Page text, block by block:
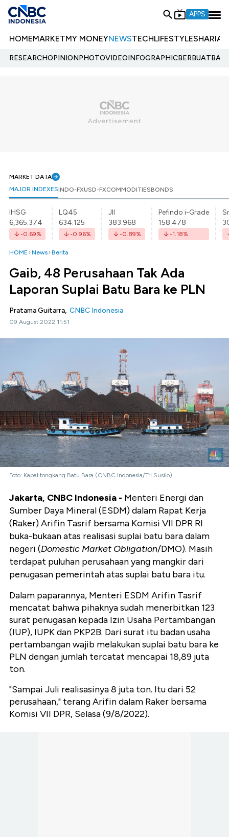
APPS
HOMEMARKETMY MONEYNEWSTECHLIFESTYLESHARIA
RESEARCHOPINIONPHOTOVIDEOINFOGRAPHIC
MARKET DATA
MAJOR INDEXESINDO-FXUSD-FXCOMMODITIESBONDS
IHSG
6,365.374
-0.69%
LQ45
634.125
-0.96%
JII
383.968
-0.89%
Pefindo i-Grade
158.478
-1.18%
HOME News Berita
Gaib, 48 Perusahaan Tak Ada
Laporan Suplai Batu Bara ke PLN
Pratama Guitarra, CNBC Indonesia
09 August 2022 11:51
Foto: Kapal tongkang Batu Bara (CNBC Indonesia/Tri Susilo)
Jakarta, CNBC Indonesia - Menteri Energi dan
Sumber Daya Mineral (ESDM) dalam Rapat Kerja
(Raker) Arifin Tasrif bersama Komisi VII DPR RI
buka-bukaan atas realisasi suplai batu bara dalam
negeri (Domestic Market Obligation/DMO). Masih
terdapat puluhan perusahaan yang mangkir dari
penugasan pemerintah atas suplai batu bara itu.
Dalam paparannya, Menteri ESDM Arifin Tasrif
mencatat bahwa pihaknya sudah menerbitkan 123
surat penugasan kepada Izin Usaha Pertambangan
(IUP), IUPK dan PKP2B. Dari surat itu badan usaha
pertambangan wajib melakukan suplai batu bara ke
PLN dengan jumlah tercatat mencapai 18,89 juta
ton.
"Sampai Juli realisasinya 8 juta ton. Itu dari 52
perusahaan," terang Arifin dalam Raker bersama
Komisi VII DPR, Selasa (9/8/2022).